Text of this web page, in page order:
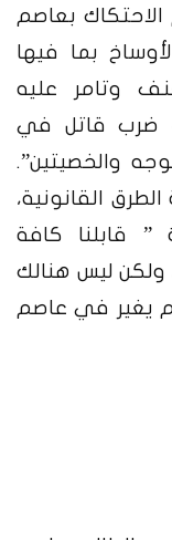
بعاصم
بما فيها
وتامر عليه
ضرب قاتل في
والخصيتين”.
القانونية،
قابلنا كافة
ولكن ليس هنالك
يغير في عاصم